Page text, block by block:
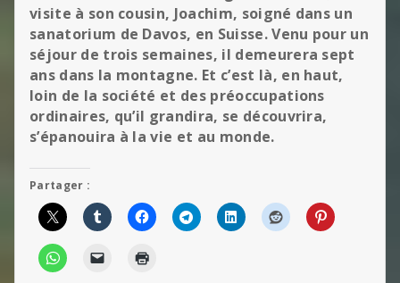
visite à son cousin, Joachim, soigné dans un
sanatorium de Davos, en Suisse. Venu pour un
séjour de trois semaines, il demeurera sept
ans dans la montagne. Et c’est là, en haut,
loin de la société et des préoccupations
ordinaires, qu’il grandira, se découvrira,
s’épanouira à la vie et au monde.
Partager :